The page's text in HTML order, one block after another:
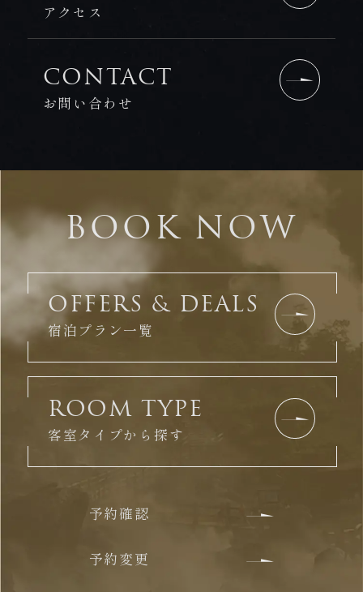
アクセス
CONTACT
お問い合わせ
BOOK NOW
OFFERS & DEALS
宿泊プラン一覧
ROOM TYPE
客室タイプから探す
予約確認
予約変更